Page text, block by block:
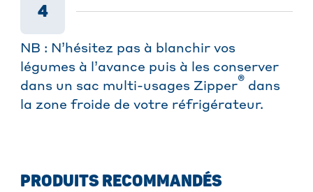
4
NB : N’hésitez pas à blanchir vos
légumes à l’avance puis à les conserver
dans un sac multi-usages Zipper® dans
la zone froide de votre réfrigérateur.
PRODUITS RECOMMANDÉS